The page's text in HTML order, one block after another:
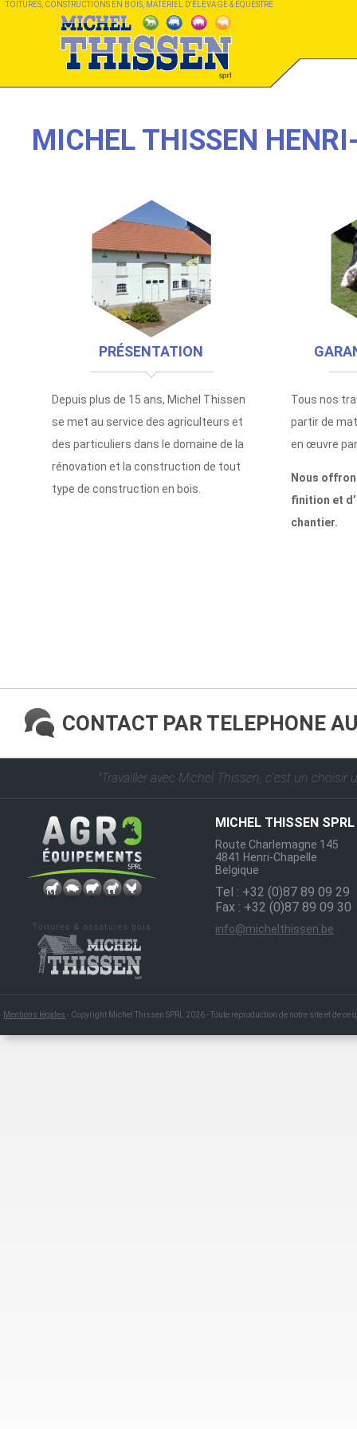
TOITURES, CONSTRUCTIONS EN BOIS, MATÉRIEL D'ÉLEVAGE & ÉQUESTRE
MICHEL THISSEN
PRÉSENTATION
Depuis plus de 15 ans, Michel Thissen
se met au service des agriculteurs et
des particuliers dans le domaine de la
rénovation et la construction de tout
type de construction en bois.
Tous nos
partir de
en œuvre
Nous
finition et
chantier.
CONTACT PAR TELEPHONE
"Travailler avec Michel Thissen, c'est un
MICHEL THISSEN SPRL
Route Charlemagne 145
4841 Henri-Chapelle
Belgique
Tel : +32 (0)87 89 09 29
Fax : +32 (0)87 89 09 30
info@michelthissen.be
Mentions légales - Copyright Michel Thissen SPRL 2026 - Toute reproduction de notre site et de